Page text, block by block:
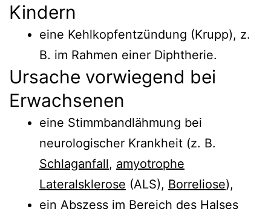
Kindern
eine Kehlkopfentzündung (Krupp), z.
B. im Rahmen einer Diphtherie.
Ursache vorwiegend bei
Erwachsenen
eine Stimmbandlähmung bei
neurologischer Krankheit (z. B.
Schlaganfall, amyotrophe
Lateralsklerose (ALS), Borreliose),
ein Abszess im Bereich des Halses